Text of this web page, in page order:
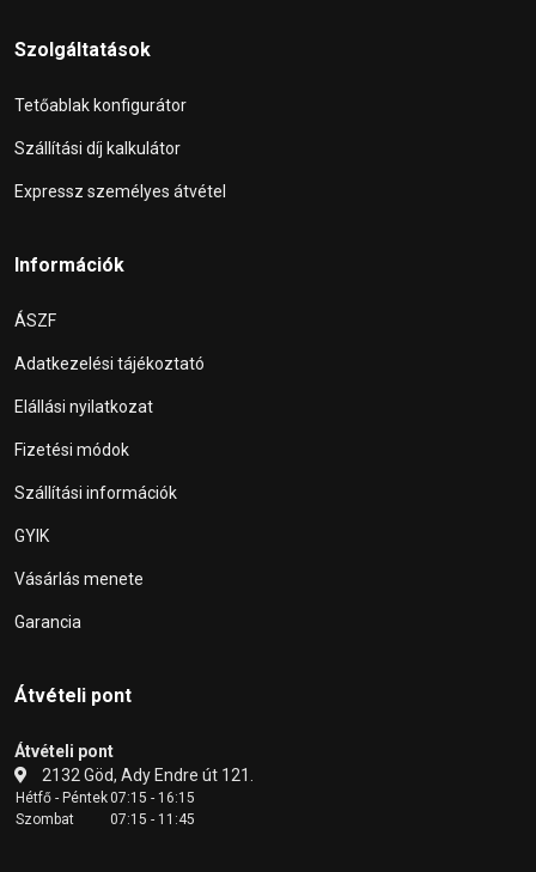
Szolgáltatások
Tetőablak konfigurátor
Szállítási díj kalkulátor
Expressz személyes átvétel
Információk
ÁSZF
Adatkezelési tájékoztató
Elállási nyilatkozat
Fizetési módok
Szállítási információk
GYIK
Vásárlás menete
Garancia
Átvételi pont
Átvételi pont
2132 Göd, Ady Endre út 121.
Hétfő - Péntek07:15 - 16:15
Szombat
07:15 - 11:45